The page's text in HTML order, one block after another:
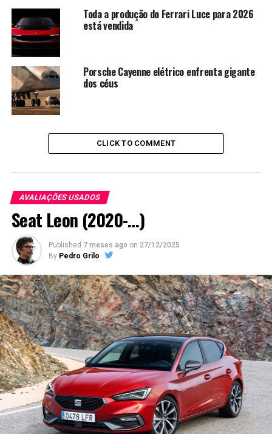
Toda a produção do Ferrari Luce para 2026
está vendida
Porsche Cayenne elétrico enfrenta gigante
dos céus
CLICK TO COMMENT
AVALIAÇÕES USADOS
Seat Leon (2020-…)
Published 7 meses ago on 27/12/2025
By Pedro Grilo